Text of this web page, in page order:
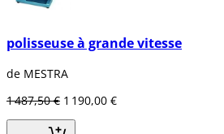
polisseuse à grande vitesse
de MESTRA
1 487,50 € 1 190,00 €